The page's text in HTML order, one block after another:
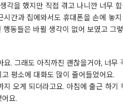
각을 했지만 직접 겪고 나니깐 너무
간과 집에와서도 휴대폰을 손에 놓
동들은 바뀔 생각이 없어 보였고
. 그래도 아직까진 괜찮을거야, 너
평소에 대화도 많이 줄어들었어요.
오게 되더라고요. 아침에 출근 하
요.